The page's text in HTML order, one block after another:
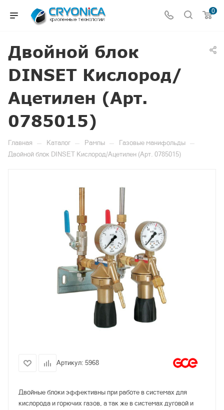
0
Двойной блок
DINSET Кислород/
Ацетилен (Арт.
0785015)
Главная — Каталог — Рампы — Газовые манифольды —
Двойной блок DINSET Кислород/Ацетилен (Арт. 0785015)
Артикул: 5968
Двойные блоки эффективны при работе в системах для
кислорода и горючих газов, а так же в системах дуговой и